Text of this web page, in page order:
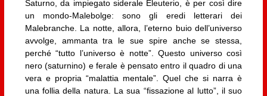
Saturno, da impiegato siderale Eleuterio, è per così dire
un mondo-Malebolge: sono gli eredi letterari dei
Malebranche. La notte, allora, l’eterno buio dell’universo
avvolge, ammanta tra le sue spire anche se stessa,
perché “tutto l’universo è notte”. Questo universo così
nero (saturnino) e ferale è pensato entro il quadro di una
vera e propria “malattia mentale”. Quel che si narra è
una follia della natura. La sua “fissazione al lutto”, il suo